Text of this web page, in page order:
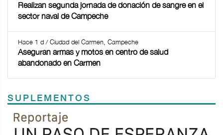
Realizan segunda jornada de donación de sangre en el
sector naval de Campeche
Hace 1 d / Ciudad del Carmen, Campeche
Aseguran armas y motos en centro de salud
abandonado en Carmen
SUPLEMENTOS